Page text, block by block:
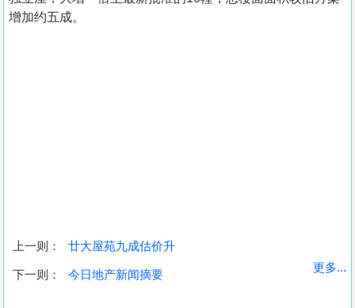
收
增加约五成。
上一则： 廿大屋苑九成估价升
下一则： 今日地产新闻摘要
更多...